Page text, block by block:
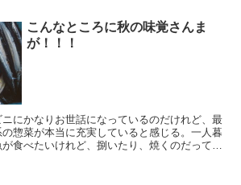
こんなところに秋の味覚さんま
が！！！
にかなりお世話になっているのだけれど、最
惣菜が本当に充実していると感じる。一人暮
食べたいけれど、捌いたり、焼くのだってそ